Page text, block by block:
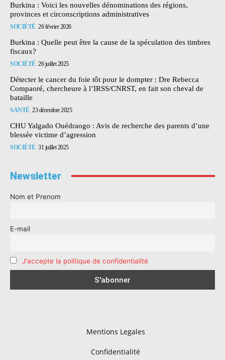
Burkina : Voici les nouvelles dénominations des régions,
provinces et circonscriptions administratives
SOCIÉTÉ 26 février 2026
Burkina : Quelle peut être la cause de la spéculation des timbres
fiscaux?
SOCIÉTÉ 26 juillet 2025
Détecter le cancer du foie tôt pour le dompter : Dre Rebecca
Compaoré, chercheure à l’IRSS/CNRST, en fait son cheval de
bataille
SANTÉ 23 décembre 2025
CHU Yalgado Ouédraogo : Avis de recherche des parents d’une
blessée victime d’agression
SOCIÉTÉ 31 juillet 2025
Newsletter
Nom et Prenom
E-mail
J'accepte la politique de confidentialité
Mentions Legales
Confidentialité